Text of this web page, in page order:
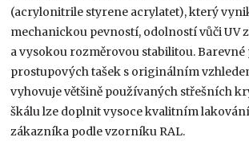
(acrylonitrile styrene acrylatet), který
mechanickou pevností, odolností vůči UV
a vysokou rozměrovou stabilitou.
prostupových tašek s originálním
vyhovuje většině používaných střešních
škálu lze doplnit vysoce kvalitním
zákazníka podle vzorníku RAL.